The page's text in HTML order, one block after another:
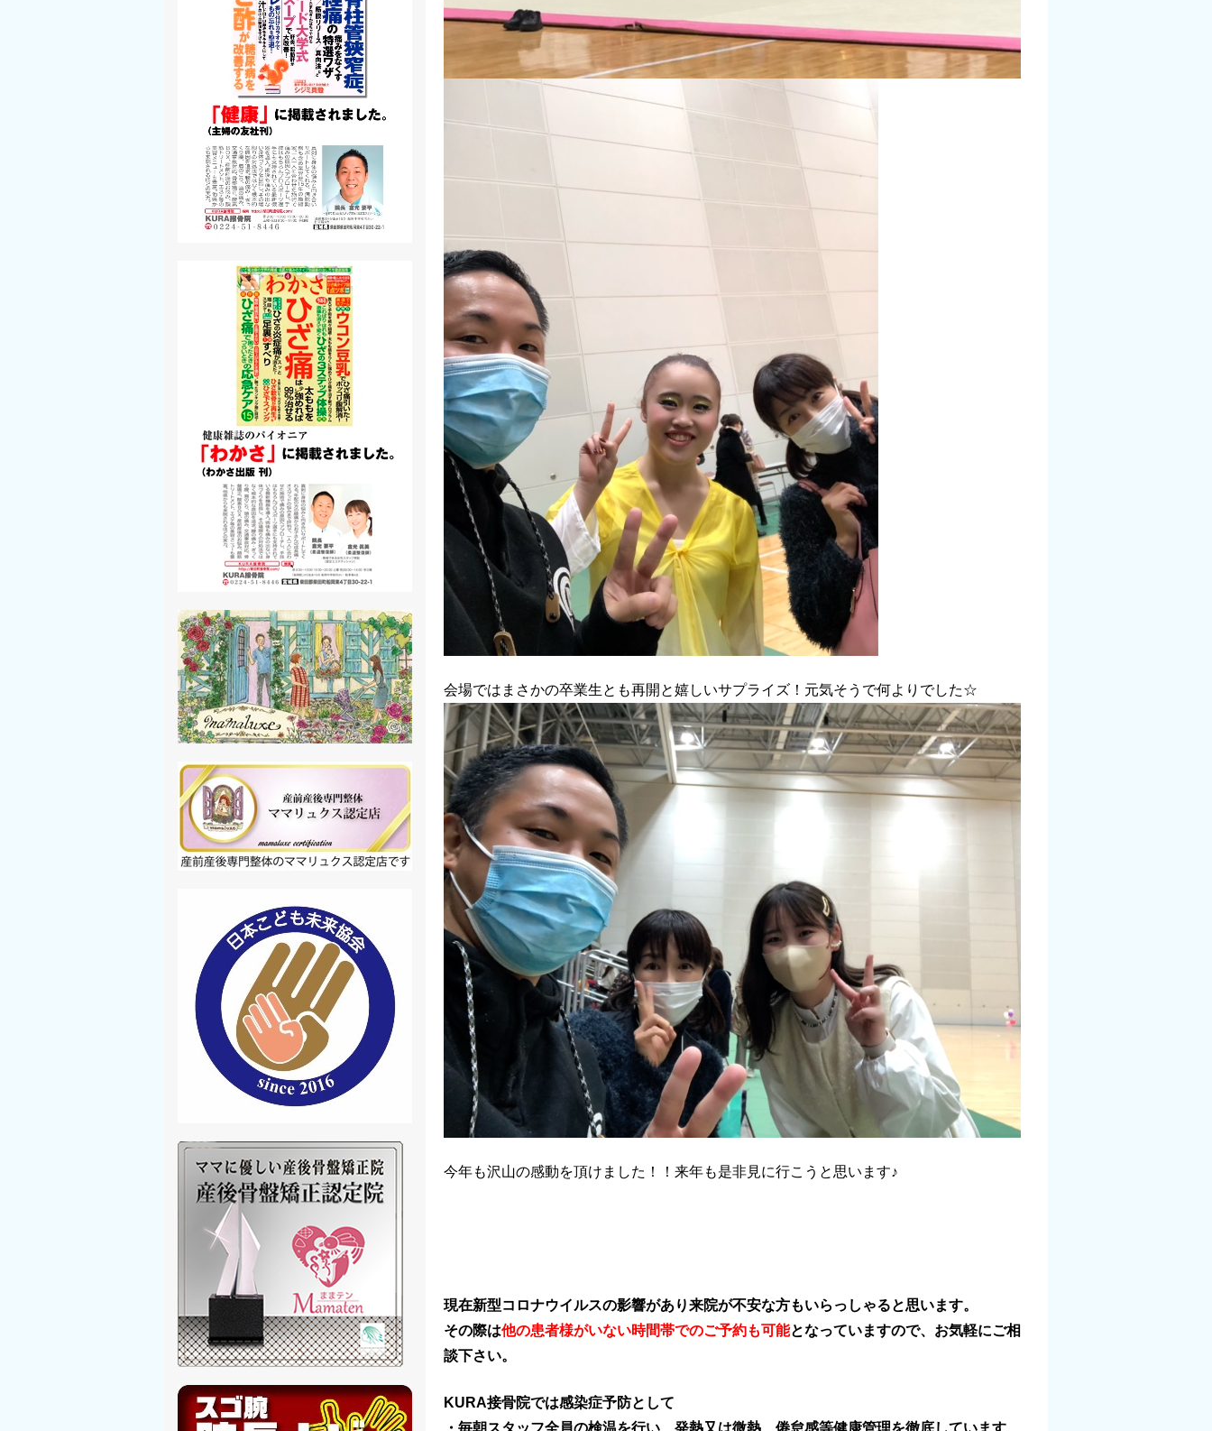
会場ではまさかの卒業生とも再開と嬉しいサプライズ！元気そうで何よりでした☆
今年も沢山の感動を頂けました！！来年も是非見に行こうと思います♪
現在新型コロナウイルスの影響があり来院が不安な方もいらっしゃると思います。
その際は他の患者様がいない時間帯でのご予約も可能となっていますので、お気軽にご相
談下さい。
KURA接骨院では感染症予防として
・毎朝スタッフ全員の検温を行い、発熱又は微熱、倦怠感等健康管理を徹底しています